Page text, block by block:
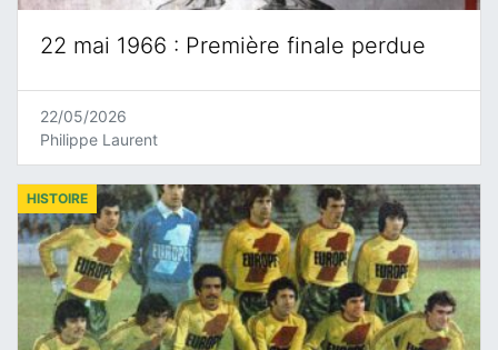
22 mai 1966 : Première finale perdue
22/05/2026
Philippe Laurent
HISTOIRE